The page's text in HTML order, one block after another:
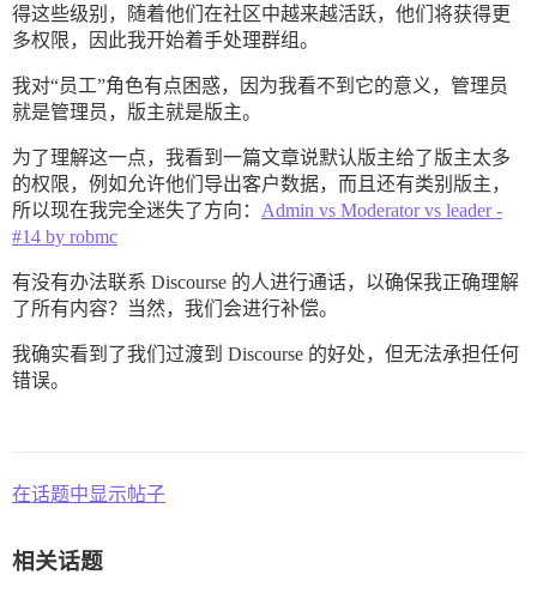
得这些级别，随着他们在社区中越来越活跃，他们将获得更
多权限，因此我开始着手处理群组。
我对“员工”角色有点困惑，因为我看不到它的意义，管理员
就是管理员，版主就是版主。
为了理解这一点，我看到一篇文章说默认版主给了版主太多
的权限，例如允许他们导出客户数据，而且还有类别版主，
所以现在我完全迷失了方向： Admin vs Moderator vs leader -
#14 by robmc
有没有办法联系 Discourse 的人进行通话，以确保我正确理解
了所有内容？当然，我们会进行补偿。
我确实看到了我们过渡到 Discourse 的好处，但无法承担任何
错误。
在话题中显示帖子
相关话题